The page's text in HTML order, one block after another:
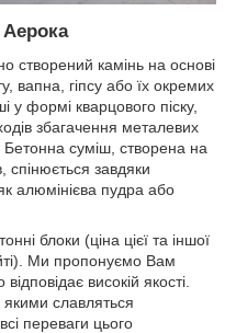
Аерока
створений камінь на основі
вапна, гіпсу або їх окремих
формі кварцового піску,
збагачення металевих
Бетонна суміш, створена на
спінюється завдяки
алюмінієва пудра або
блоки (ціна цієї та іншої
Ми пропонуємо Вам
високій якості.
якими славляться
переваги цього